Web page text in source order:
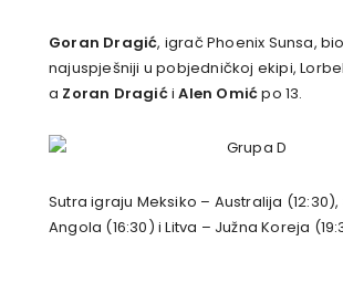
Goran Dragić, igrač Phoenix Sunsa,
najuspješniji u pobjedničkoj ekipi,
a Zoran DragićiAlen Omićpo 13.
Sutra igraju Meksiko – Australija
Angola (16:30) i Litva – Južna Koreja